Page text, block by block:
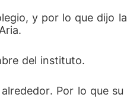
y por lo que dijo
del instituto.
Por lo que